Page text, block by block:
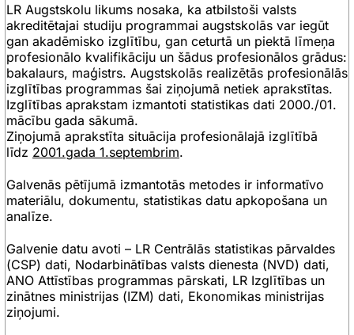
LR Augstskolu likums nosaka, ka atbilstoši valsts
akreditētajai studiju programmai augstskolās var iegūt
gan akadēmisko izglītību, gan ceturtā un piektā līmeņa
profesionālo kvalifikāciju un šādus profesionālos grādus:
bakalaurs, maģistrs. Augstskolās realizētās profesionālās
izglītības programmas šai ziņojumā netiek aprakstītas.
Izglītības aprakstam izmantoti statistikas dati 2000./01.
mācību gada sākumā.
Ziņojumā aprakstīta situācija profesionālajā izglītībā
līdz 2001.gada 1.septembrim.
Galvenās pētījumā izmantotās metodes ir informatīvo
materiālu, dokumentu, statistikas datu apkopošana un
analīze.
Galvenie datu avoti – LR Centrālās statistikas pārvaldes
(CSP) dati, Nodarbinātības valsts dienesta (NVD) dati,
ANO Attīstības programmas pārskati, LR Izglītības un
zinātnes ministrijas (IZM) dati, Ekonomikas ministrijas
ziņojumi.